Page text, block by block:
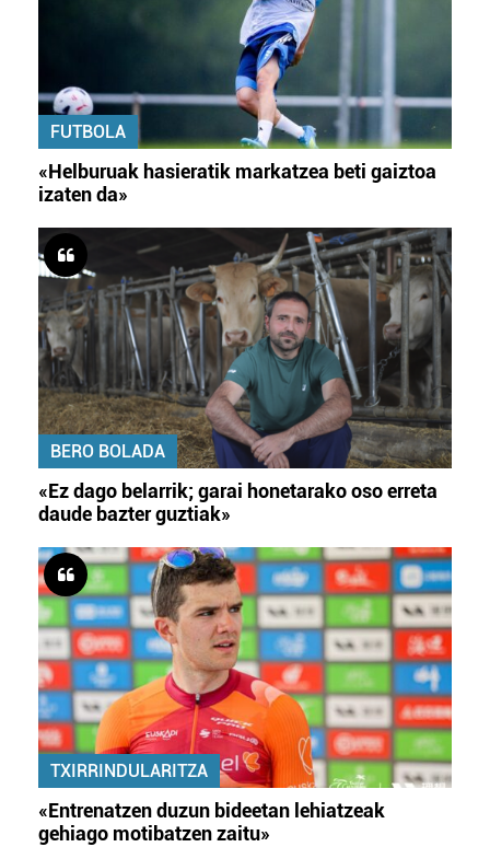
FUTBOLA
«Helburuak hasieratik markatzea beti gaiztoa
izaten da»
BERO BOLADA
«Ez dago belarrik; garai honetarako oso erreta
daude bazter guztiak»
TXIRRINDULARITZA
«Entrenatzen duzun bideetan lehiatzeak
gehiago motibatzen zaitu»